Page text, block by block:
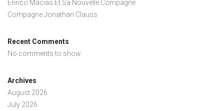
Enrico Macias Et Sa Nouvelle Compagne
Compagne Jonathan Clauss
Recent Comments
No comments to show.
Archives
August 2026
July 2026